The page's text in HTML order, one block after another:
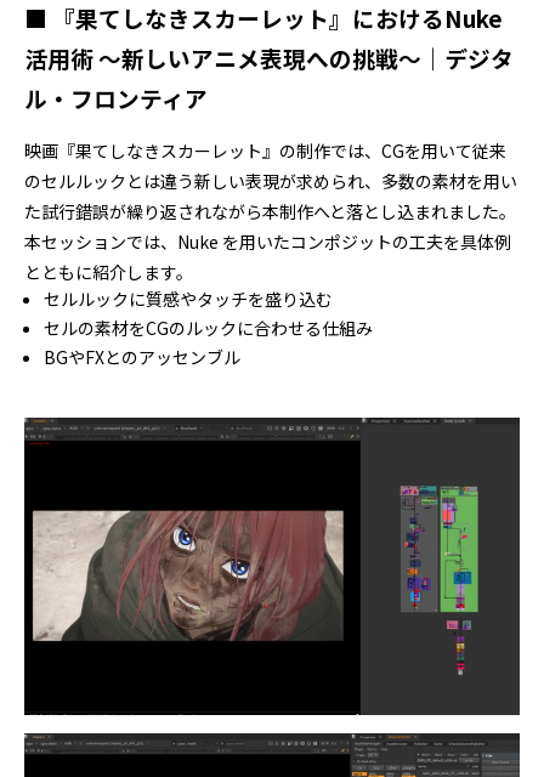
■ 『果てしなきスカーレット』におけるNuke
活用術 〜新しいアニメ表現への挑戦〜｜デジタ
ル・フロンティア
映画『果てしなきスカーレット』の制作では、CGを用いて従来
のセルルックとは違う新しい表現が求められ、多数の素材を用い
た試行錯誤が繰り返されながら本制作へと落とし込まれました。
本セッションでは、Nuke を用いたコンポジットの工夫を具体例
とともに紹介します。
セルルックに質感やタッチを盛り込む
セルの素材をCGのルックに合わせる仕組み
BGやFXとのアッセンブル